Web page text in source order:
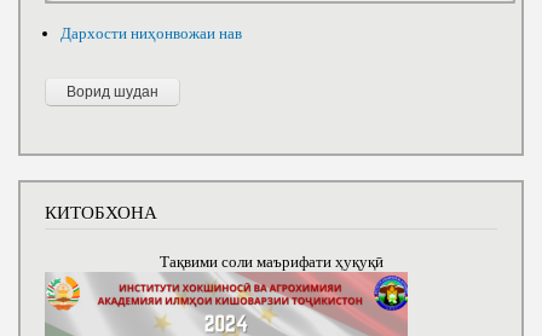
Дархости ниҳонвожаи нав
КИТОБХОНА
Тақвими соли маърифати ҳуқуқӣ